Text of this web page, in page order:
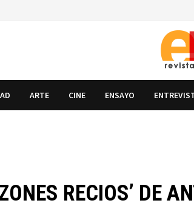
ARTE CINE ENSAYO
RECIOS’ DE